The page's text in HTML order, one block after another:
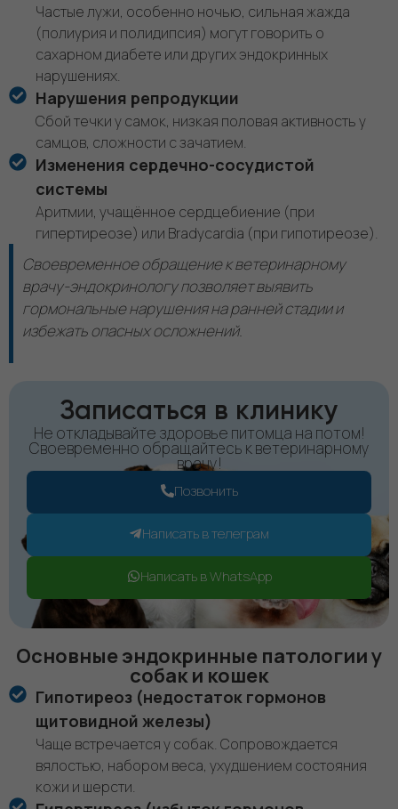
Частые лужи, особенно ночью, сильная жажда
(полиурия и полидипсия) могут говорить о
сахарном диабете или других эндокринных
нарушениях.
Нарушения репродукции
Сбой течки у самок, низкая половая активность у
самцов, сложности с зачатием.
Изменения сердечно-сосудистой
системы
Аритмии, учащённое сердцебиение (при
гипертиреозе) или Bradycardia (при гипотиреозе).
Своевременное обращение к ветеринарному
врачу-эндокринологу позволяет выявить
гормональные нарушения на ранней стадии и
избежать опасных осложнений.
Записаться в клинику
Не откладывайте здоровье питомца на потом!
Своевременно обращайтесь к ветеринарному
врачу!
Позвонить
Написать в телеграм
Написать в WhatsApp
Основные эндокринные патологии у
собак и кошек
Гипотиреоз (недостаток гормонов
щитовидной железы)
Чаще встречается у собак. Сопровождается
вялостью, набором веса, ухудшением состояния
кожи и шерсти.